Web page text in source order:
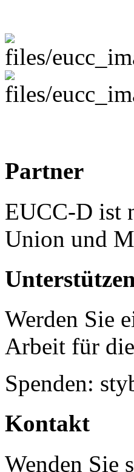
Partner
EUCC-D ist
Union und
Werden Sie
Arbeit für
Spenden:
Kontakt
Wenden Sie